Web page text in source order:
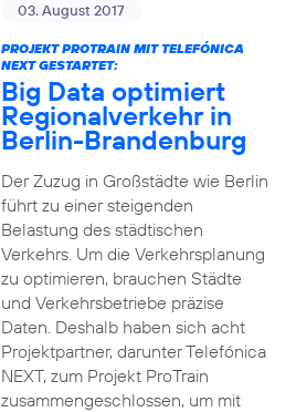
03. August 2017
PROJEKT PROTRAIN MIT TELEFÓNICA
NEXT GESTARTET:
Big Data optimiert
Regionalverkehr in
Berlin-Brandenburg
Der Zuzug in Großstädte wie Berlin
führt zu einer steigenden
Belastung des städtischen
Verkehrs. Um die Verkehrsplanung
zu optimieren, brauchen Städte
und Verkehrsbetriebe präzise
Daten. Deshalb haben sich acht
Projektpartner, darunter Telefónica
NEXT, zum Projekt ProTrain
zusammengeschlossen, um mit